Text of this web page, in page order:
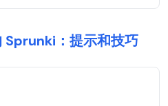
：提示和技巧